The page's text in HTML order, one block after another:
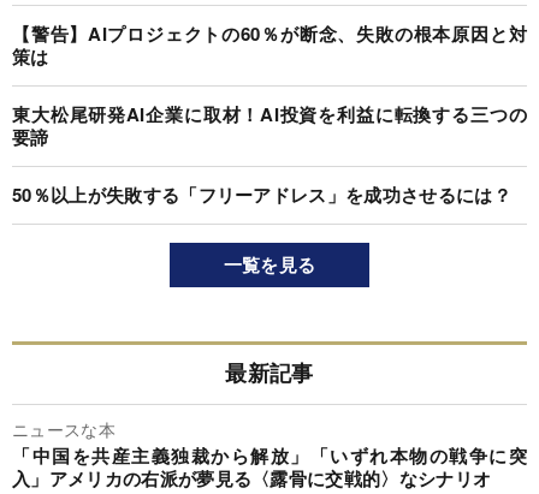
【警告】AIプロジェクトの60％が断念、失敗の根本原因と対
策は
東大松尾研発AI企業に取材！AI投資を利益に転換する三つの
要諦
50％以上が失敗する「フリーアドレス」を成功させるには？
一覧を見る
最新記事
ニュースな本
「中国を共産主義独裁から解放」「いずれ本物の戦争に突
入」アメリカの右派が夢見る〈露骨に交戦的〉なシナリオ